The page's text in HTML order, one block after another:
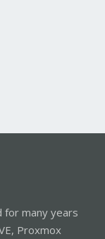
for many years
Proxmox